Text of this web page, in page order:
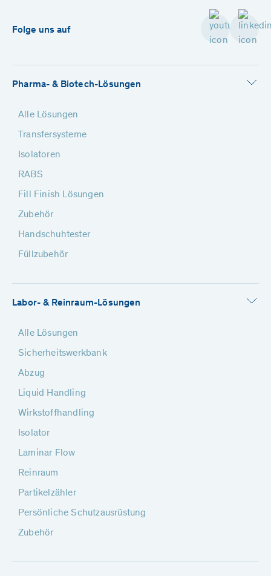
Folge uns auf
Pharma- & Biotech-Lösungen
Alle Lösungen
Transfersysteme
Isolatoren
RABS
Fill Finish Lösungen
Zubehör
Handschuhtester
Füllzubehör
Labor- & Reinraum-Lösungen
Alle Lösungen
Sicherheitswerkbank
Abzug
Liquid Handling
Wirkstoffhandling
Isolator
Laminar Flow
Reinraum
Partikelzähler
Persönliche Schutzausrüstung
Zubehör